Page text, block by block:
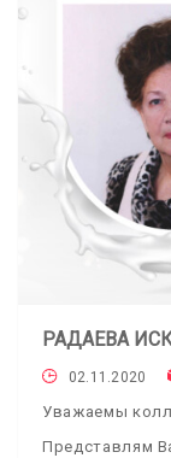
РАДАЕВА
02.11.2020
Уважаемы
Представлям